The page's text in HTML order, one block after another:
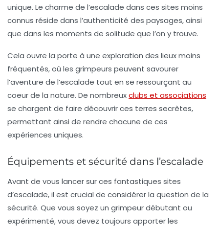
unique. Le charme de l’escalade dans ces sites moins
connus réside dans l’authenticité des paysages, ainsi
que dans les moments de solitude que l’on y trouve.
Cela ouvre la porte à une exploration des lieux moins
fréquentés, où les grimpeurs peuvent savourer
l’aventure de l’escalade tout en se ressourçant au
coeur de la nature. De nombreuxclubs et associations
se chargent de faire découvrir ces terres secrètes,
permettant ainsi de rendre chacune de ces
expériences uniques.
Équipements et sécurité dans l’escalade
Avant de vous lancer sur ces fantastiques sites
d’escalade, il est crucial de considérer la question de la
sécurité. Que vous soyez un grimpeur débutant ou
expérimenté, vous devez toujours apporter les